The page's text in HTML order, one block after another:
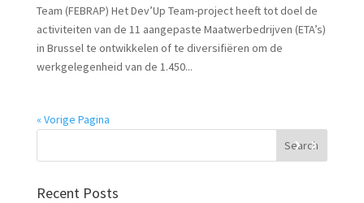
Team (FEBRAP) Het Dev’Up Team-project heeft tot doel de
activiteiten van de 11 aangepaste Maatwerbedrijven (ETA’s)
in Brussel te ontwikkelen of te diversifiëren om de
werkgelegenheid van de 1.450...
« Vorige Pagina
Recent Posts